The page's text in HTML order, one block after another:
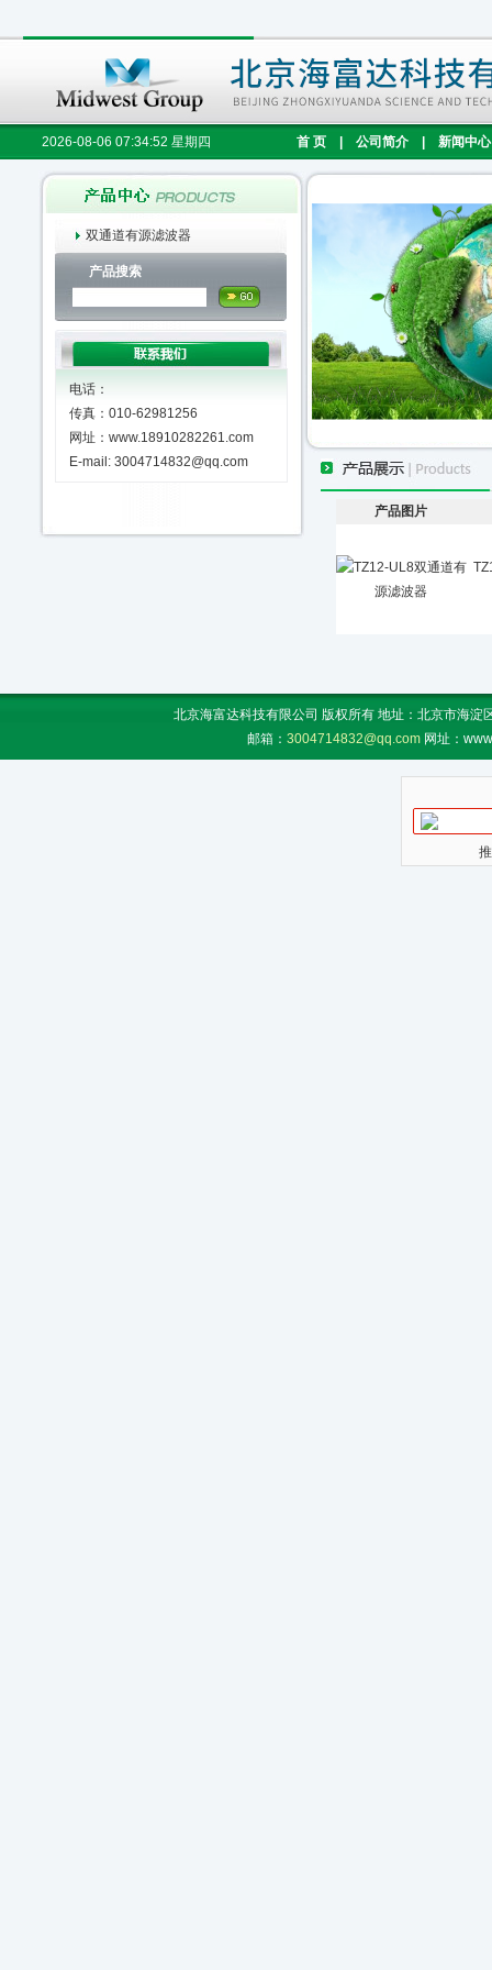
2026-08-06 07:34:53 星期四 首 页 公司简介 新闻中心
双通道有源滤波器
产品搜索
电话：
传真：010-62981256
网址：www.18910282261.com
E-mail: 3004714832@qq.com
产品图片
北京海富达科技有限公司 版权所有 地址：北京市海
邮箱： 3004714832@qq.com 网址：